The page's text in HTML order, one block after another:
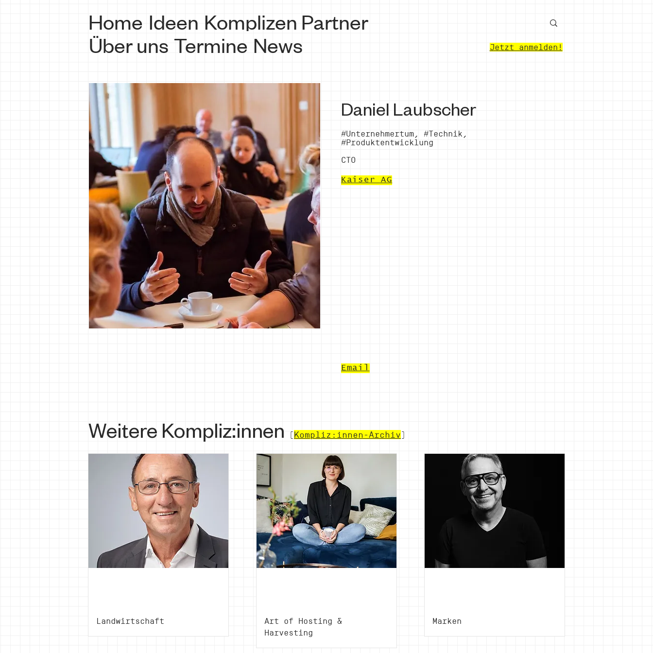
Home Ideen Komplizen Partner
Über uns Termine News Jetzt anmelden!
Daniel Laubscher
#Unternehmertum, #Technik,
#Produktentwicklung
CTO
Kaiser AG
Email
Weitere Kompliz:innen (Kompliz:innen-Archiv)
Landwirtschaft
Art of Hosting &
Harvesting
Marken